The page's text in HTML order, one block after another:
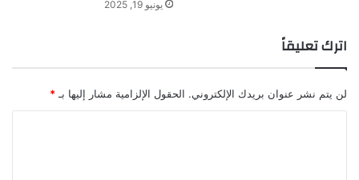
يونيو 19, 2025
اترك تعليقاً
لن يتم نشر عنوان بريدك الإلكتروني. الحقول الإلزامية مشار إليها بـ *